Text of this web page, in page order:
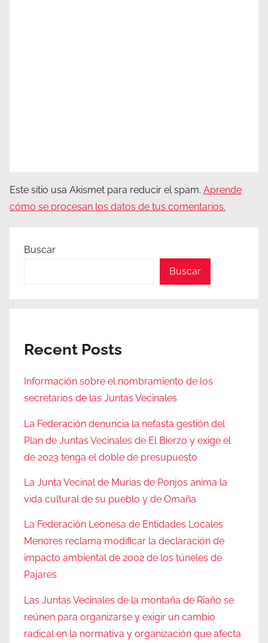
Este sitio usa Akismet para reducir el spam. Aprende
cómo se procesan los datos de tus comentarios.
Buscar
Buscar
Recent Posts
Información sobre el nombramiento de los
secretarios de las Juntas Vecinales
La Federación denuncia la nefasta gestión del
Plan de Juntas Vecinales de El Bierzo y exige el
de 2023 tenga el doble de presupuesto
La Junta Vecinal de Murias de Ponjos anima la
vida cultural de su pueblo y de Omaña
La Federación Leonesa de Entidades Locales
Menores reclama modificar la declaración de
impacto ambiental de 2002 de los túneles de
Pajares
Las Juntas Vecinales de la montaña de Riaño se
reúnen para organizarse y exigir un cambio
radical en la normativa y organización que afecta